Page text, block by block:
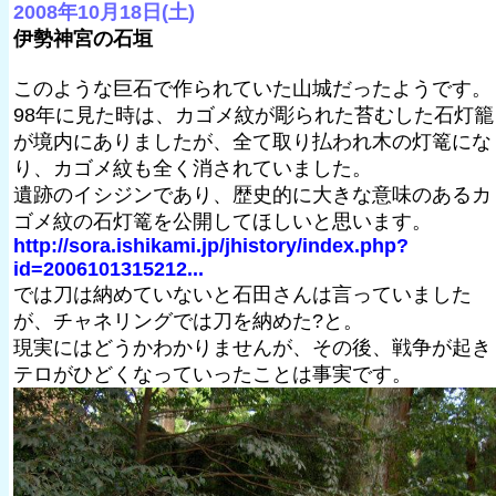
2008年10月18日(土)
伊勢神宮の石垣
このような巨石で作られていた山城だったようです。
98年に見た時は、カゴメ紋が彫られた苔むした石灯籠
が境内にありましたが、全て取り払われ木の灯篭にな
り、カゴメ紋も全く消されていました。
遺跡のイシジンであり、歴史的に大きな意味のあるカ
ゴメ紋の石灯篭を公開してほしいと思います。
http://sora.ishikami.jp/jhistory/index.php?
id=2006101315212...
では刀は納めていないと石田さんは言っていました
が、チャネリングでは刀を納めた?と。
現実にはどうかわかりませんが、その後、戦争が起き
テロがひどくなっていったことは事実です。